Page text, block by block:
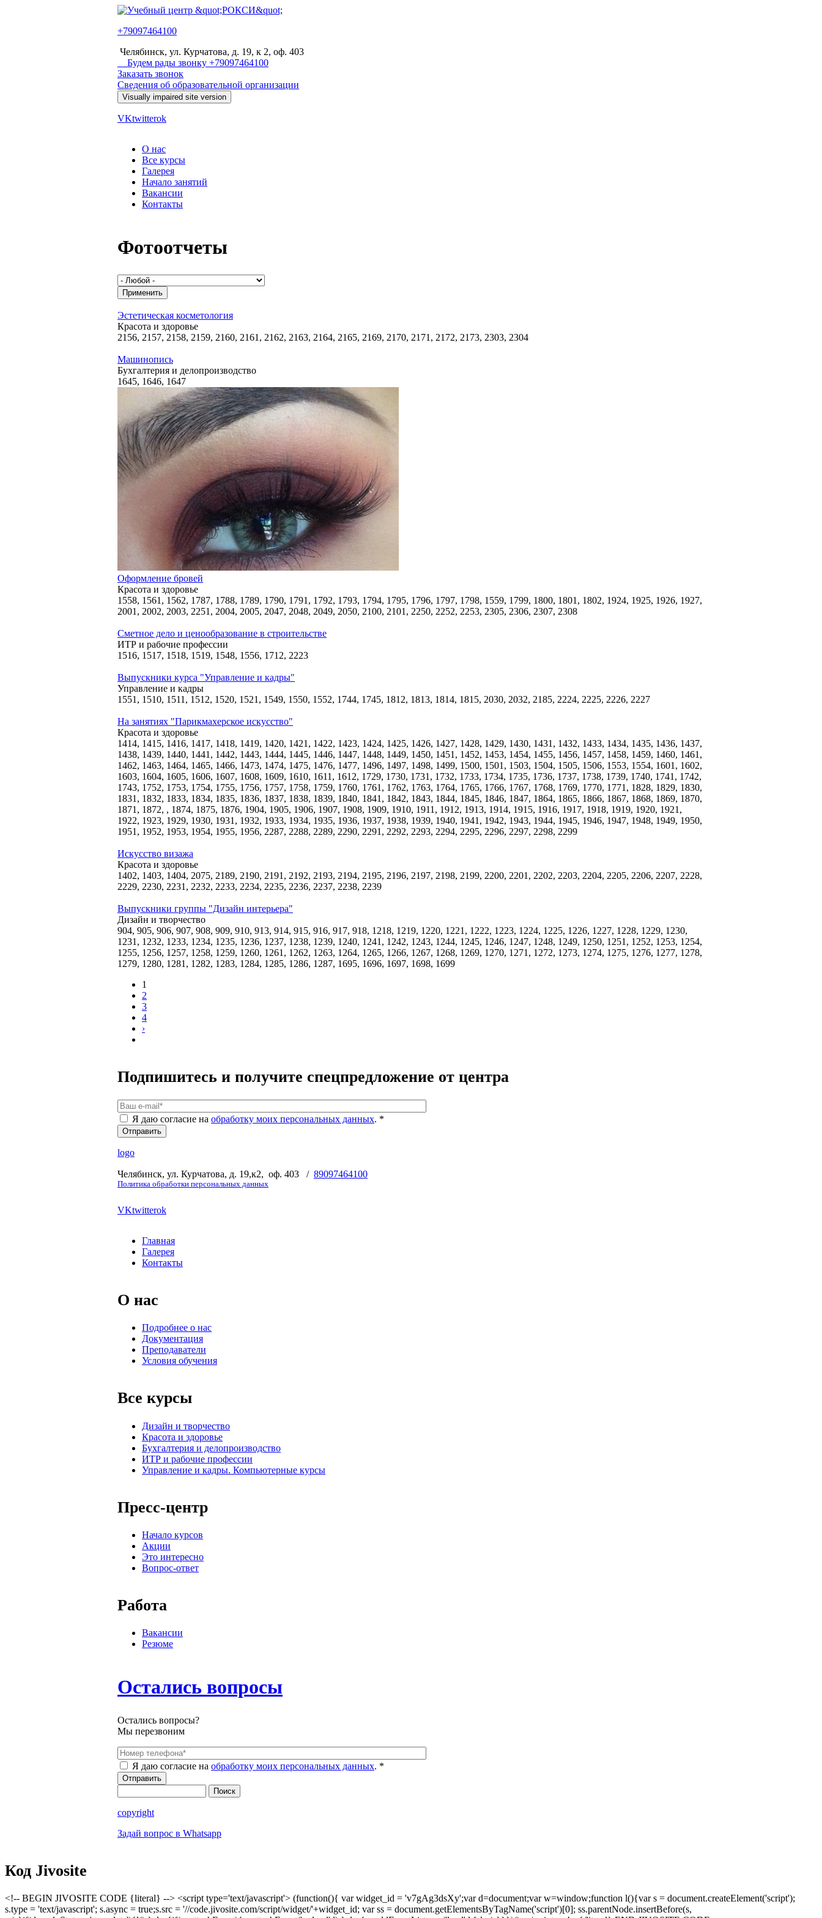
Перейти к основному содержанию
Учебный
центр
"РОКСИ"
+79097464100
Челябинск, ул. Курчатова, д. 19, к 2, оф. 403
Будем рады звонку +79097464100
Заказать звонок
Сведения об образовательной организации
VKtwitterok
Главное меню
О нас
Все курсы
Галерея
Начало занятий
Вакансии
Контакты
Фотоотчеты
Эстетическая косметология
Красота и здоровье
2156, 2157, 2158, 2159, 2160, 2161, 2162, 2163, 2164, 2165, 2169, 2170, 2171, 2172, 2173, 2303, 2304
Машинопись
Бухгалтерия и делопроизводство
1645, 1646, 1647
Оформление бровей
Красота и здоровье
1558, 1561, 1562, 1787, 1788, 1789, 1790, 1791, 1792, 1793, 1794, 1795, 1796, 1797, 1798, 1559, 1799, 1800, 1801, 1802, 1924, 1925, 1926, 1927,
2001, 2002, 2003, 2251, 2004, 2005, 2047, 2048, 2049, 2050, 2100, 2101, 2250, 2252, 2253, 2305, 2306, 2307, 2308
Сметное дело и ценообразование в строительстве
ИТР и рабочие профессии
1516, 1517, 1518, 1519, 1548, 1556, 1712, 2223
Выпускники курса "Управление и кадры"
Управление и кадры
1551, 1510, 1511, 1512, 1520, 1521, 1549, 1550, 1552, 1744, 1745, 1812, 1813, 1814, 1815, 2030, 2032, 2185, 2224, 2225, 2226, 2227
На занятиях "Парикмахерское искусство"
Красота и здоровье
1414, 1415, 1416, 1417, 1418, 1419, 1420, 1421, 1422, 1423, 1424, 1425, 1426, 1427, 1428, 1429, 1430, 1431, 1432, 1433, 1434, 1435, 1436, 1437,
1438, 1439, 1440, 1441, 1442, 1443, 1444, 1445, 1446, 1447, 1448, 1449, 1450, 1451, 1452, 1453, 1454, 1455, 1456, 1457, 1458, 1459, 1460, 1461,
1462, 1463, 1464, 1465, 1466, 1473, 1474, 1475, 1476, 1477, 1496, 1497, 1498, 1499, 1500, 1501, 1503, 1504, 1505, 1506, 1553, 1554, 1601, 1602,
1603, 1604, 1605, 1606, 1607, 1608, 1609, 1610, 1611, 1612, 1729, 1730, 1731, 1732, 1733, 1734, 1735, 1736, 1737, 1738, 1739, 1740, 1741, 1742,
1743, 1752, 1753, 1754, 1755, 1756, 1757, 1758, 1759, 1760, 1761, 1762, 1763, 1764, 1765, 1766, 1767, 1768, 1769, 1770, 1771, 1828, 1829, 1830,
1831, 1832, 1833, 1834, 1835, 1836, 1837, 1838, 1839, 1840, 1841, 1842, 1843, 1844, 1845, 1846, 1847, 1864, 1865, 1866, 1867, 1868, 1869, 1870,
1871, 1872, , 1874, 1875, 1876, 1904, 1905, 1906, 1907, 1908, 1909, 1910, 1911, 1912, 1913, 1914, 1915, 1916, 1917, 1918, 1919, 1920, 1921,
1922, 1923, 1929, 1930, 1931, 1932, 1933, 1934, 1935, 1936, 1937, 1938, 1939, 1940, 1941, 1942, 1943, 1944, 1945, 1946, 1947, 1948, 1949, 1950,
1951, 1952, 1953, 1954, 1955, 1956, 2287, 2288, 2289, 2290, 2291, 2292, 2293, 2294, 2295, 2296, 2297, 2298, 2299
Искусство визажа
Красота и здоровье
1402, 1403, 1404, 2075, 2189, 2190, 2191, 2192, 2193, 2194, 2195, 2196, 2197, 2198, 2199, 2200, 2201, 2202, 2203, 2204, 2205, 2206, 2207, 2228,
2229, 2230, 2231, 2232, 2233, 2234, 2235, 2236, 2237, 2238, 2239
Выпускники группы "Дизайн интерьера"
Дизайн и творчество
904, 905, 906, 907, 908, 909, 910, 913, 914, 915, 916, 917, 918, 1218, 1219, 1220, 1221, 1222, 1223, 1224, 1225, 1226, 1227, 1228, 1229, 1230,
1231, 1232, 1233, 1234, 1235, 1236, 1237, 1238, 1239, 1240, 1241, 1242, 1243, 1244, 1245, 1246, 1247, 1248, 1249, 1250, 1251, 1252, 1253, 1254,
1255, 1256, 1257, 1258, 1259, 1260, 1261, 1262, 1263, 1264, 1265, 1266, 1267, 1268, 1269, 1270, 1271, 1272, 1273, 1274, 1275, 1276, 1277, 1278,
1279, 1280, 1281, 1282, 1283, 1284, 1285, 1286, 1287, 1695, 1696, 1697, 1698, 1699
Страницы
1
2
3
4
›
Подпишитесь и получите спецпредложение от центра
Ваш e-mail
Я даю согласие на обработку моих персональных данных. *
logo
Челябинск, ул. Курчатова, д. 19,к2, оф. 403 / 89097464100
Политика обработки персональных данных
VKtwitterok
Главная
Галерея
Контакты
О нас
Подробнее о нас
Документация
Преподаватели
Условия обучения
Все курсы
Дизайн и творчество
Красота и здоровье
Бухгалтерия и делопроизводство
ИТР и рабочие профессии
Управление и кадры. Компьютерные курсы
Пресс-центр
Начало курсов
Акции
Это интересно
Вопрос-ответ
Работа
Вакансии
Резюме
Остались вопросы
Остались вопросы?
Мы перезвоним
Номер телефона
Я даю согласие на обработку моих персональных данных. *
Форма поиска
copyright
Задай вопрос в Whatsapp
Код Jivosite
<!-- BEGIN JIVOSITE CODE {literal} --> <script type='text/javascript'> (function(){ var widget_id = 'v7gAg3dsXy';var d=document;var w=window;function l(){var s = document.createElement('script');
s.type = 'text/javascript'; s.async = true;s.src = '//code.jivosite.com/script/widget/'+widget_id; var ss = document.getElementsByTagName('script')[0]; ss.parentNode.insertBefore(s,